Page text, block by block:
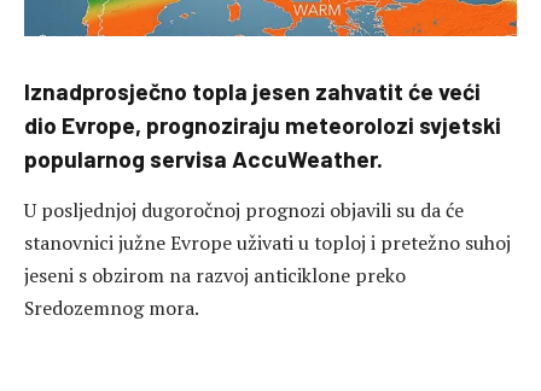
Iznadprosječno topla jesen zahvatit će veći
dio Evrope, prognoziraju meteorolozi svjetski
popularnog servisa AccuWeather.
U posljednjoj dugoročnoj prognozi objavili su da će
stanovnici južne Evrope uživati u toploj i pretežno suhoj
jeseni s obzirom na razvoj anticiklone preko
Sredozemnog mora.